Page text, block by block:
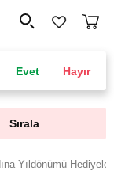
Evet Hayır
Sırala
Yıldönümü Hediyeleri